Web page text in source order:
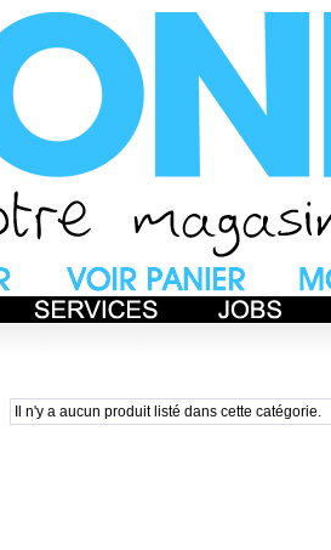
Il n'y a aucun produit listé dans cette catégorie.